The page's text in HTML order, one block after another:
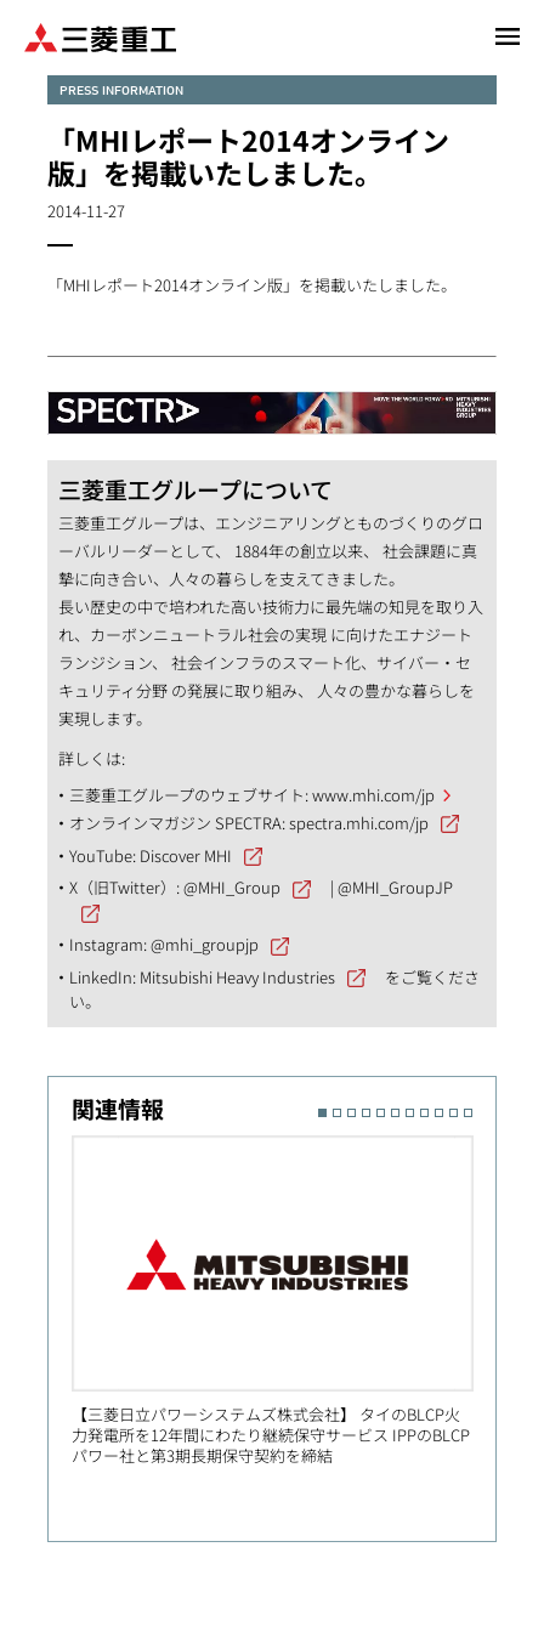
PRESS INFORMATION
「MHIレポート2014オンライン
版」を掲載いたしました。
2014-11-27
「MHIレポート2014オンライン版」を掲載いたしました。
三菱重工グループについて
三菱重工グループは、エンジニアリングとものづくりのグロ
ーバルリーダーとして、 1884年の創立以来、 社会課題に真
摯に向き合い、人々の暮らしを支えてきました。
長い歴史の中で培われた高い技術力に最先端の知見を取り入
れ、カーボンニュートラル社会の実現 に向けたエナジート
ランジション、 社会インフラのスマート化、サイバー・セ
キュリティ分野 の発展に取り組み、 人々の豊かな暮らしを
実現します。
詳しくは:
三菱重工グループのウェブサイト:www.mhi.com/jp
オンラインマガジン SPECTRA:spectra.mhi.com/jp
YouTube: Discover MHI
X（旧Twitter）:@MHI_Group |@MHI_GroupJP
Instagram:@mhi_groupjp
LinkedIn: Mitsubishi Heavy Industries
をご覧くださ
い。
関連情報
【三菱日立パワーシステムズ株式会社】 タイのBLCP火
力発電所を12年間にわたり継続保守サービス IPPのBLCP
パワー社と第3期長期保守契約を締結